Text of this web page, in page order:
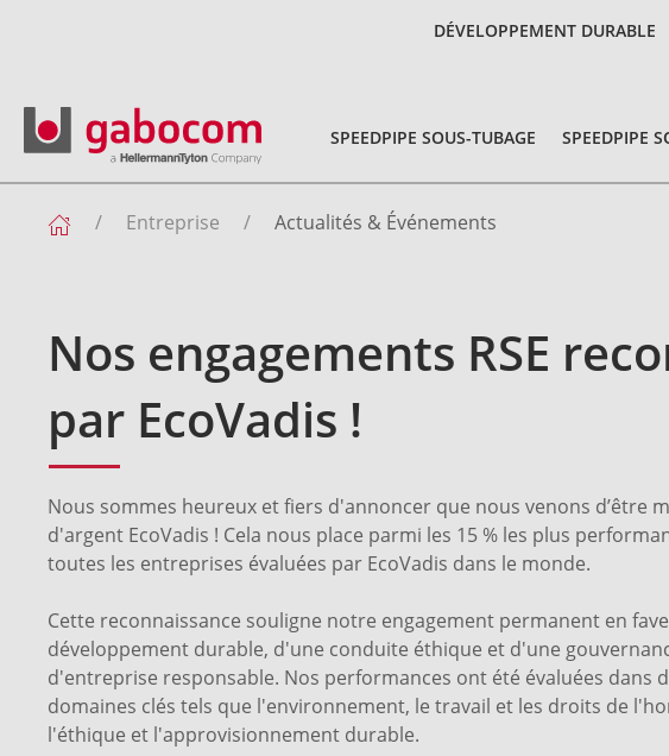
DÉVELOPPEMENT DURABLE
SPEEDPIPE SOUS-TUBAGE SPEEDPIPE
Entreprise Actualités & Événements
Nos engagements RSE
par EcoVadis !
Nous sommes heureux et fiers d'annoncer que nous venons d’être
d'argent EcoVadis ! Cela nous place parmi les 15 % les plus
toutes les entreprises évaluées par EcoVadis dans le monde.
Cette reconnaissance souligne notre engagement permanent en
développement durable, d'une conduite éthique et d'une
d'entreprise responsable. Nos performances ont été évaluées dans
domaines clés tels que l'environnement, le travail et les droits de
l'éthique et l'approvisionnement durable.